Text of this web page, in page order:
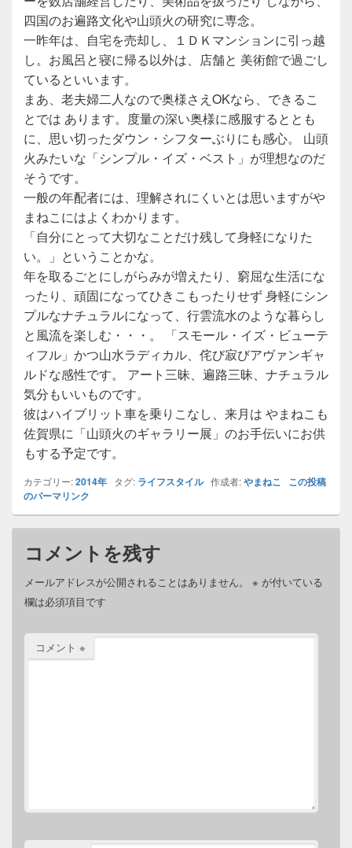
四国のお遍路文化や山頭火の研究に専念。
一昨年は、自宅を売却し、１ＤＫマンションに引っ越
し。お風呂と寝に帰る以外は、店舗と 美術館で過ごし
ているといいます。
まあ、老夫婦二人なので奥様さえOKなら、できるこ
とでは あります。度量の深い奥様に感服するととも
に、思い切ったダウン・シフターぶりにも感心。 山頭
火みたいな「シンプル・イズ・ベスト」が理想なのだ
そうです。
一般の年配者には、理解されにくいとは思いますがや
まねこにはよくわかります。
「自分にとって大切なことだけ残して身軽になりた
い。」ということかな。
年を取るごとにしがらみが増えたり、窮屈な生活にな
ったり、頑固になってひきこもったりせず 身軽にシン
プルなナチュラルになって、行雲流水のような暮らし
と風流を楽しむ・・・。 「スモール・イズ・ビューテ
ィフル」かつ山水ラディカル、侘び寂びアヴァンギャ
ルドな感性です。 アート三昧、遍路三昧、ナチュラル
気分もいいものです。
彼はハイブリット車を乗りこなし、来月は やまねこも
佐賀県に「山頭火のギャラリー展」のお手伝いにお供
もする予定です。
カテゴリー:2014年 タグ: ライフスタイル作成者:やまねこ
この投稿
のパーマリンク
コメントを残す
メールアドレスが公開されることはありません。 ※ が付いている
欄は必須項目です
コメント ※